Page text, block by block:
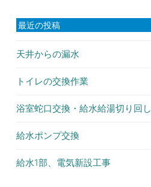
最近の投稿
天井からの漏水
トイレの交換作業
浴室蛇口交換・給水給湯切り回し
給水ポンプ交換
給水1部、電気新設工事